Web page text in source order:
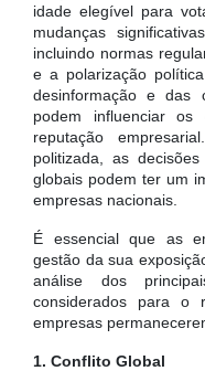
idade elegível para
mudanças
incluindo normas
e a polarização
desinformação e das
podem influenciar
reputação
politizada, as
globais podem ter um
empresas nacionais.
É essencial que as
gestão da sua
análise dos
considerados para
empresas
1. Conflito Global